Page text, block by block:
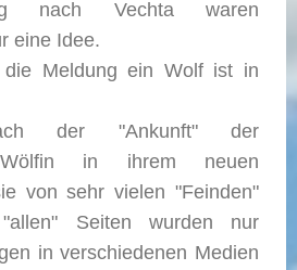
nach Vechta waren
eine Idee.
Meldung ein Wolf ist in
der "Ankunft" der
Wölfin in ihrem neuen
von sehr vielen "Feinden"
Seiten wurden nur
in verschiedenen Medien